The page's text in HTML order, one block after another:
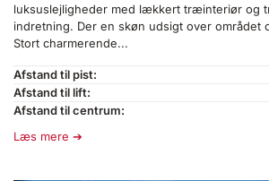
luksuslejligheder med lækkert træinteriør og
indretning. Der en skøn udsigt over området
Stort charmerende...
Afstand til pist:
Afstand til lift:
Afstand til centrum:
Læs mere